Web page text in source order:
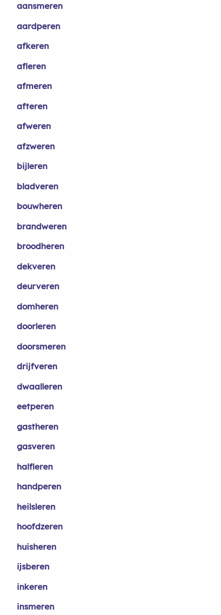
aansmeren
aardperen
afkeren
afleren
afmeren
afteren
afweren
afzweren
bijleren
bladveren
bouwheren
brandweren
broodheren
dekveren
deurveren
domheren
doorleren
doorsmeren
drijfveren
dwaalleren
eetperen
gastheren
gasveren
halfleren
handperen
heilsleren
hoofdzeren
huisheren
ijsberen
inkeren
insmeren